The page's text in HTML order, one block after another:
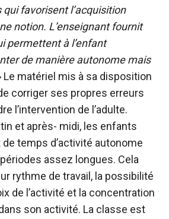
favorisent l’acquisition
notion. L’enseignant fournit
permettent à l’enfant
de manière autonome mais
Le matériel mis à sa disposition
corriger ses propres erreurs
l’intervention de l’adulte.
et après- midi, les enfants
temps d’activité autonome
assez longues. Cela
rythme de travail, la possibilité
de l’activité et la concentration
son activité. La classe est